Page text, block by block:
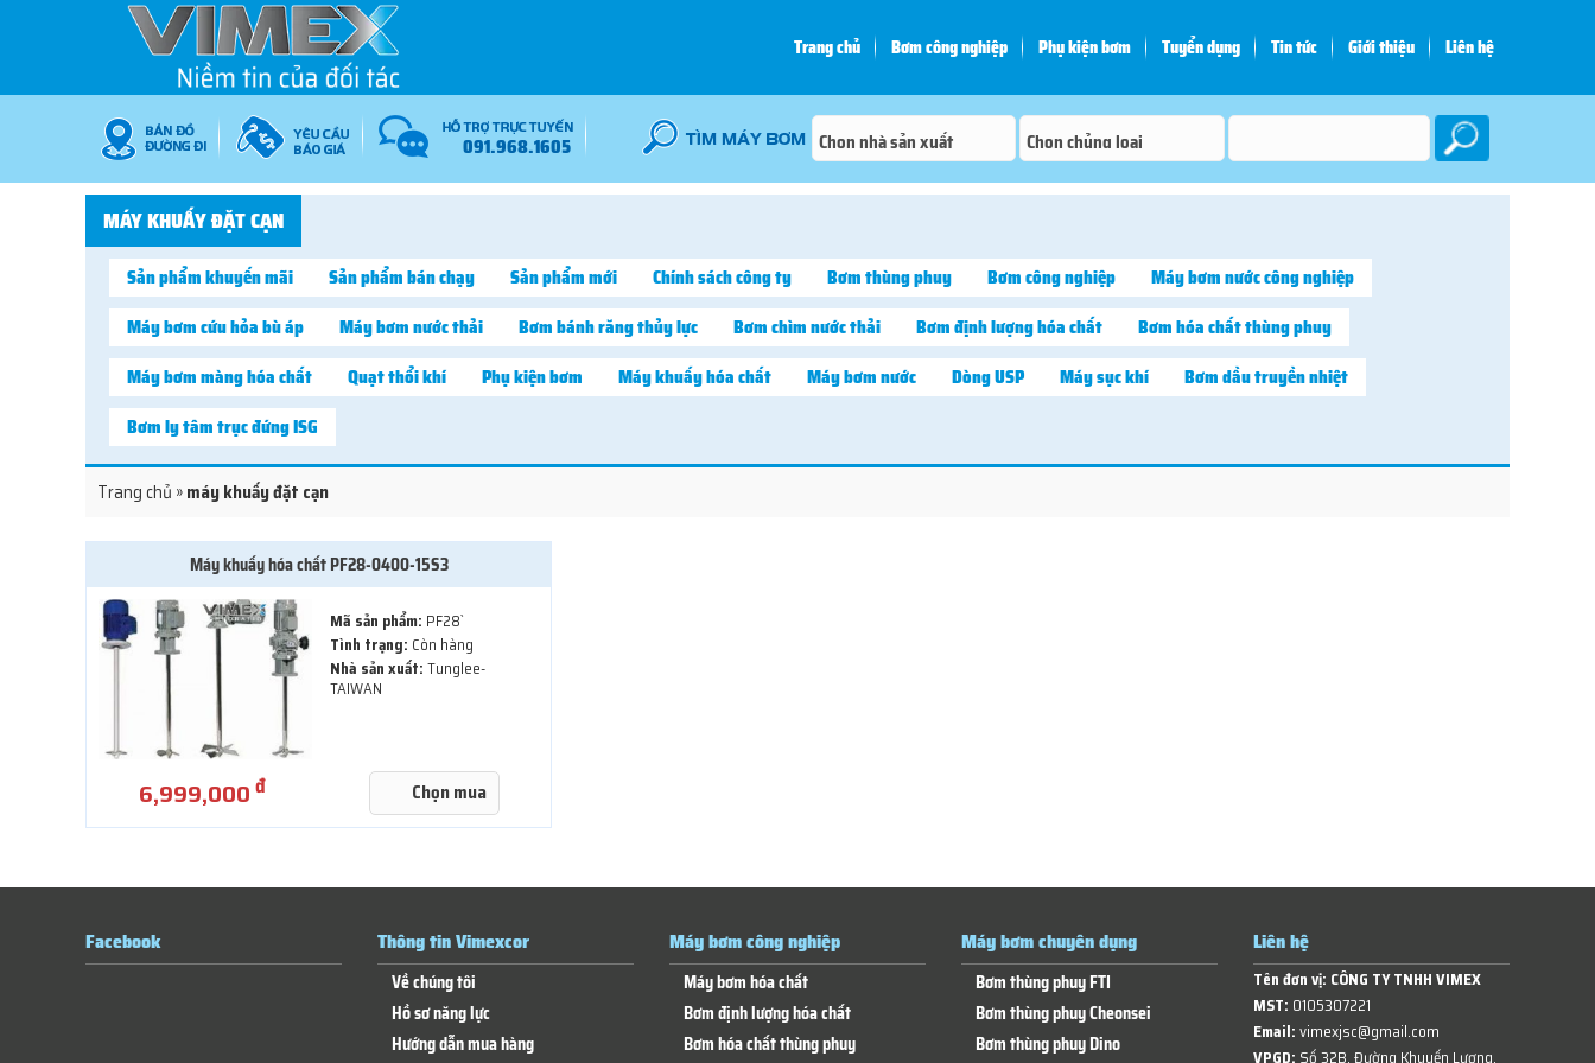
Trang chủ Bơm công nghiệp Phụ kiện bơm Tuyển dụng Tin tức Giới thiệu Liên hệ
091.968.1605
MÁY KHUẤY ĐẶT CẠN
Sản phẩm khuyến mãi Sản phẩm bán chạy Sản phẩm mới Chính sách công ty Bơm thùng phuy Bơm công nghiệp
Máy bơm nước công nghiệp
Máy bơm cứu hỏa bù áp
Máy bơm nước thải Bơm bánh răng thủy lực Bơm chìm nước thải Bơm định lượng hóa chất
Bơm hóa chất thùng phuy
Máy bơm màng hóa chất
Quạt thổi khí Phụ kiện bơm Máy khuấy hóa chất Máy bơm nước Dòng USP Máy sục khí
Bơm dầu truyền nhiệt
Bơm ly tâm trục đứng ISG
Trang chủ »máy khuấy đặt cạn
Máy khuấy hóa chất PF28-0400-15S3
Mã sản phẩm: PF28`
Tình trạng: Còn hàng
Nhà sản xuất:Tunglee-
TAIWAN
6,999,000đ Chọn mua
Facebook Thông tin Vimexcor
Về chúng tôi
Hồ sơ năng lực
Hướng dẫn mua hàng
Máy bơm công nghiệp
Máy bơm hóa chất
Bơm định lượng hóa chất
Bơm hóa chất thùng phuy
Máy bơm chuyên dụng
Bơm thùng phuy FTI
Bơm thùng phuy Cheonsei
Bơm thùng phuy Dino
Liên hệ
Tên đơn vị: CÔNG TY TNHH VIMEX
MST: 0105307221
Email:vimexjsc@gmail.com
VPGD: Số 32B, Đường Khuyến Lương,